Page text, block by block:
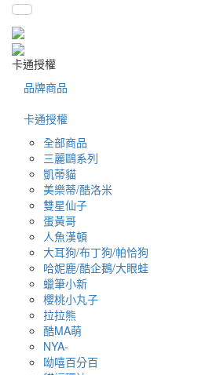
卡通授權
品牌商品
卡通授權
全部商品
三麗鷗系列
凱蒂貓
美樂蒂/酷洛米
雙星仙子
蛋黃哥
人魚漢頓
大耳狗/布丁狗/帕恰狗
哈妮鹿/酷企鵝/大眼蛙
蠟筆小新
櫻桃小丸子
拉拉熊
酷MA萌
NYA-
呦嘻百分百